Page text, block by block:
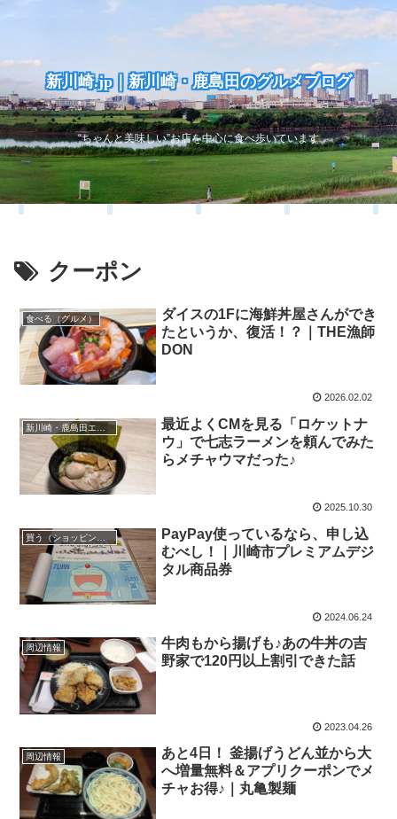
新川崎.jp｜新川崎・鹿島田のグルメブログ
“ちゃんと美味しい”お店を中心に食べ歩いています
クーポン
食べる（グルメ）
ダイスの1Fに海鮮丼屋さんができ
たというか、復活！？｜THE漁師
DON
2026.02.02
新川崎・鹿島田エリア
最近よくCMを見る「ロケットナ
ウ」で七志ラーメンを頼んでみた
らメチャウマだった♪
2025.10.30
PayPay使っているなら、申し込
むべし！｜川崎市プレミアムデジ
タル商品券
2024.06.24
周辺情報
牛肉もから揚げも♪あの牛丼の吉
野家で120円以上割引できた話
2023.04.26
周辺情報
あと4日！ 釜揚げうどん並から大
へ増量無料＆アプリクーポンでメ
チャお得♪｜丸亀製麺